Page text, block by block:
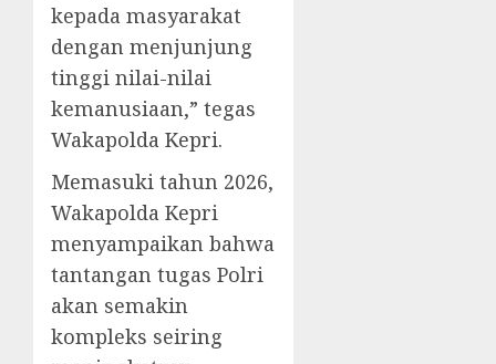
kepada masyarakat
dengan menjunjung
tinggi nilai-nilai
kemanusiaan,” tegas
Wakapolda Kepri.
Memasuki tahun 2026,
Wakapolda Kepri
menyampaikan bahwa
tantangan tugas Polri
akan semakin
kompleks seiring